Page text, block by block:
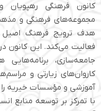
کانون فرهنگی رهپویان
هدف ترویج فرهنگ اصیل
فعالیت می‌کند. این کانون
جامعه‌سازی،
کاروان‌های زیارتی و
آموزشی و مؤسسات خیریه را
با تمرکز بر توسعه منابع